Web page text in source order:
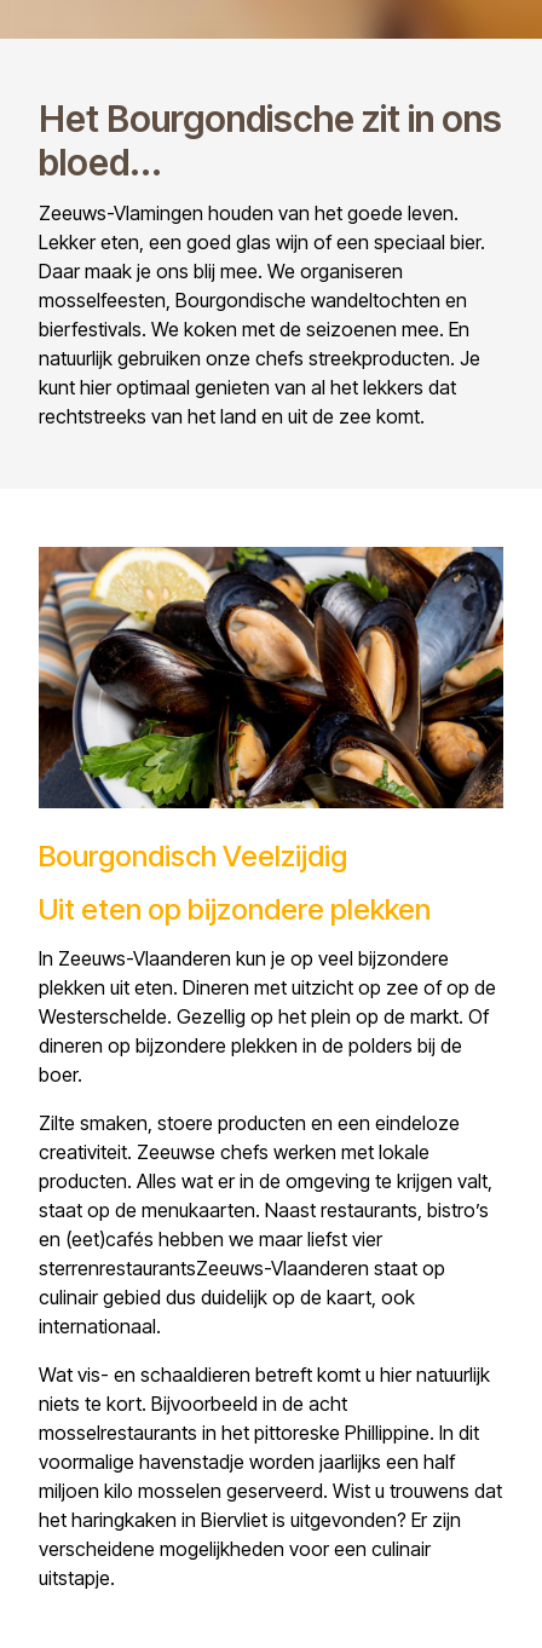
Het Bourgondische zit in ons
bloed...
Zeeuws-Vlamingen houden van het goede leven.
Lekker eten, een goed glas wijn of een speciaal bier.
Daar maak je ons blij mee. We organiseren
mosselfeesten, Bourgondische wandeltochten en
bierfestivals. We koken met de seizoenen mee. En
natuurlijk gebruiken onze chefs streekproducten. Je
kunt hier optimaal genieten van al het lekkers dat
rechtstreeks van het land en uit de zee komt.
Bourgondisch Veelzijdig
Uit eten op bijzondere plekken
In Zeeuws-Vlaanderen kun je op veel bijzondere
plekken uit eten. Dineren met uitzicht op zee of op de
Westerschelde. Gezellig op het plein op de markt. Of
dineren op bijzondere plekken in de polders bij de
boer.
Zilte smaken, stoere producten en een eindeloze
creativiteit. Zeeuwse chefs werken met lokale
producten. Alles wat er in de omgeving te krijgen valt,
staat op de menukaarten. Naast restaurants, bistro’s
en (eet)cafés hebben we maar liefst vier
sterrenrestaurantsZeeuws-Vlaanderen staat op
culinair gebied dus duidelijk op de kaart, ook
internationaal.
Wat vis- en schaaldieren betreft komt u hier natuurlijk
niets te kort. Bijvoorbeeld in de acht
mosselrestaurants in het pittoreske Phillippine. In dit
voormalige havenstadje worden jaarlijks een half
miljoen kilo mosselen geserveerd. Wist u trouwens dat
het haringkaken in Biervliet is uitgevonden? Er zijn
verscheidene mogelijkheden voor een culinair
uitstapje.